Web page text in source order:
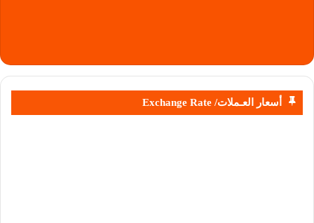
أسعار العـملات/ Exchange Rate